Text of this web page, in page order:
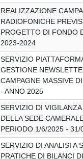
REALIZZAZIONE
RADIOFONICHE
PROGETTO DI FONDO
2023-2024
SERVIZIO
GESTIONE
CAMPAGNE MASSIVE
- ANNO 2025
SERVIZIO DI
DELLA SEDE
PERIODO 1/6/2025 - 31/
SERVIZIO DI ANALISI A
PRATICHE DI BILANCI